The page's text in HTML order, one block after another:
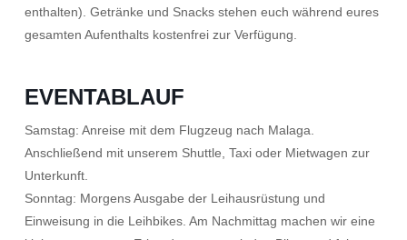
enthalten). Getränke und Snacks stehen euch während eures
gesamten Aufenthalts kostenfrei zur Verfügung.
EVENTABLAUF
Samstag: Anreise mit dem Flugzeug nach Malaga.
Anschließend mit unserem Shuttle, Taxi oder Mietwagen zur
Unterkunft.
Sonntag: Morgens Ausgabe der Leihausrüstung und
Einweisung in die Leihbikes. Am Nachmittag machen wir eine